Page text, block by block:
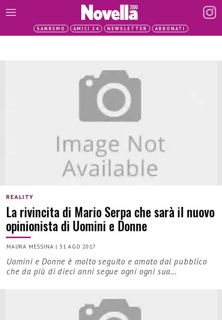
SANREMO AMICI 24 NEWSLETTER ABBONATI
REALITY
La rivincita di Mario Serpa che sarà il nuovo
opinionista di Uomini e Donne
MAURA MESSINA | 31 AGO 2017
Uomini e Donne è molto seguito e amato dal pubblico
che da più di dieci anni segue ogni ogni sua…